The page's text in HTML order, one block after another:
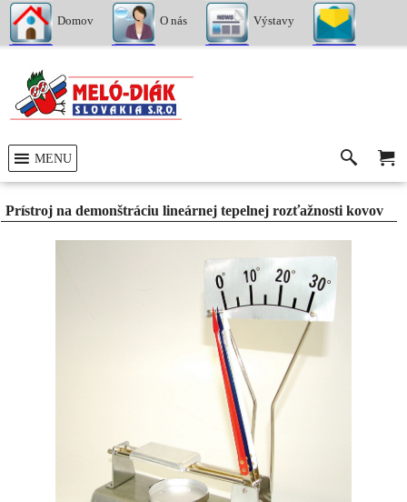
Domov O nás Výstavy
MENU
Prístroj na demonštráciu lineárnej tepelnej rozťažnosti kovov